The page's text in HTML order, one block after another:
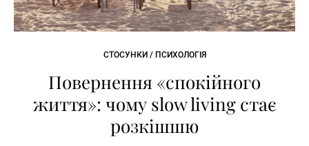
СТОСУНКИ / ПСИХОЛОГІЯ
Повернення «спокійного
життя»: чому slow living стає
розкішшю